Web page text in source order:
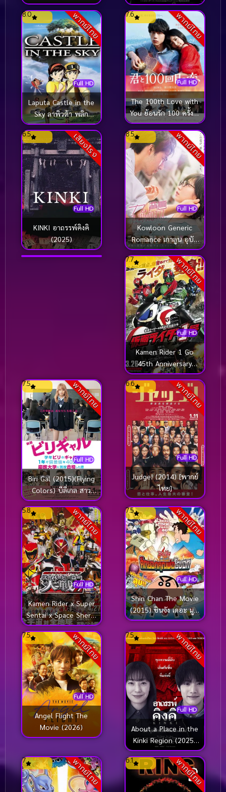
(Gekijôban) (2017)
บางเชื้อคลั่ง (2017)
พากย์ไทย
Full HD
8.0
Laputa Castle in the
Sky ลาพิวต้า พลิก
ตำนานเหนือเวหา
(1986)
พากย์ไทย
Full HD
7.6
The 100th Love with
You ย้อนรัก 100 ครั้ง ก็
ยังเป็นเธอ (2017)
เสียงโรง
Full HD
6.5
KINKI อาถรรพ์คิงคิ
(2025)
พากย์ไทย
Full HD
8.5
Kowloon Generic
Romance เกาลูน อุบัติ
รักปริศนาลับ (2025)
Full HD
8.1
Kamen Rider Gavv:
Invaders of the
Candy House มาสค์ไร
พากย์ไทย
Full HD
7.7
Kamen Rider 1 Go
45th Anniversary
(2016) มาสค์ไรเดอร์
หมายเลข 1 ไอ้มดแดง
อาละวาด
พากย์ไทย
Full HD
7.5
Biri Gal (2015)(Flying
Colors) บีลี่เกล สาว
น้อยวัยวุ่น (ซับไทย)
พากย์ไทย
Full HD
6.6
Judge! (2014) [พากย์
ไทย]
พากย์ไทย
Full HD
5.8
Kamen Rider x Super
Sentai x Space Sheriff
Super Hero Taisen Z
(2013) มาสค์ไรเดอร์ x
ซูเปอร์เซนไท x ตำรวจ
อวกาศ ซูเปอร์ฮีโร่ไทเซน
Z
พากย์ไทย
Full HD
7.5
Shin Chan The Movie
(2015) ชินจัง เดอะ มูฟ
วี่ ศึกยอดคุณพ่อโรบอท
พากย์ไทย
Full HD
7.5
Angel Flight The
Movie (2026)
พากย์ไทย
Full HD
7.5
About a Place in the
Kinki Region (2025)
อาถรรพ์คิงคิ
พากย์ไทย
7 พากย์ไทย
6.1